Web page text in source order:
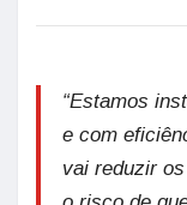
“Estamos
e com
vai reduzir